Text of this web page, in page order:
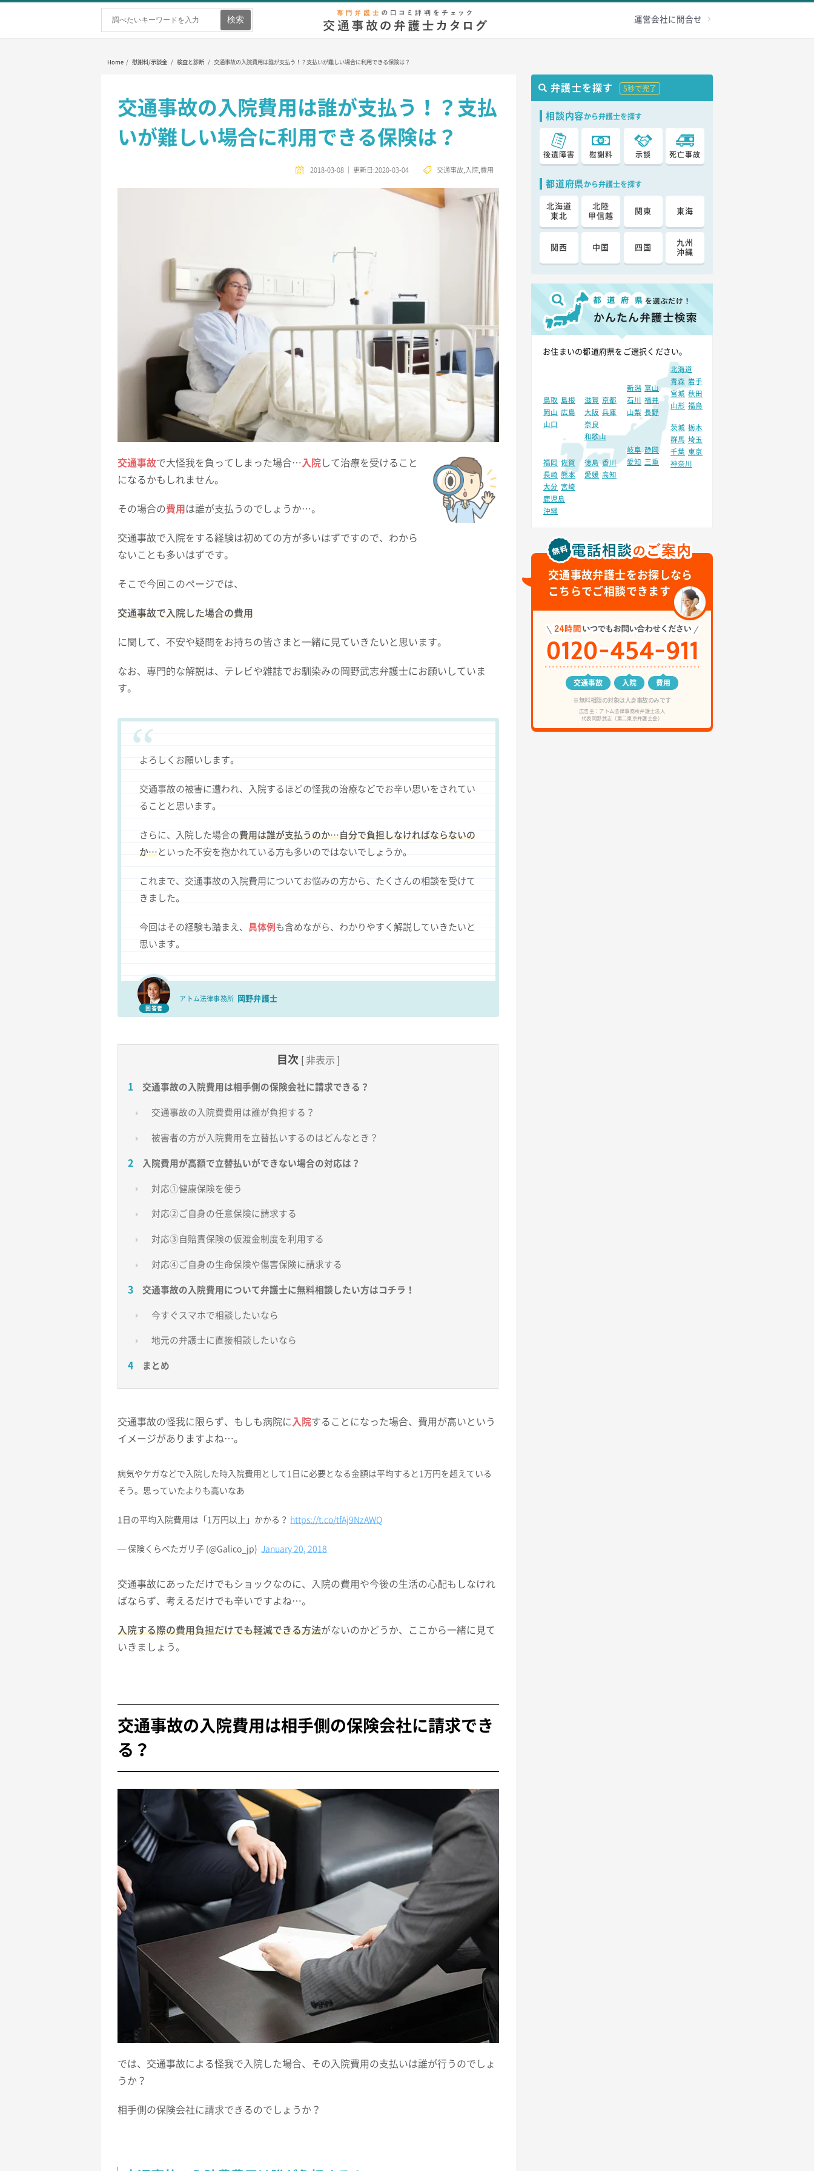
運営会社に問合せ
ホーム 弁護士を探す 弁護士費用 無料相談
Home / 慰謝料/示談金 / 検査と診断 / 交通事故の入院費用は誰が支払う！？支払いが難しい場合に利用できる保険は？
交通事故の入院費用は誰が支払う！？支払
いが難しい場合に利用できる保険は？
2018-03-08｜更新日:2020-03-04 交通事故,入院
交通事故で大怪我を負ってしまった場合…入院 して治療を受けること
になるかもしれません。
その場合の費用 は誰が支払うのでしょうか…。
交通事故で入院をする経験は初めての方が多いはずですので、わから
ないことも多いはずです。
そこで今回このページでは、
交通事故で入院した場合の費用
に関して、不安や疑問をお持ちの皆さまと一緒に見ていきたいと思います。
なお、専門的な解説は、テレビや雑誌でお馴染みの岡野武志弁護士にお願いしていま
す。
回答者
アトム法律事務所 岡野弁護士
よろしくお願いします。
交通事故の被害に遭われ、入院するほどの怪我の治療などでお辛い思いをされてい
ることと思います。
さらに、入院した場合の費用は誰が支払うのか…自分で負担しなければならないの
か…といった不安を抱かれている方も多いのではないでしょうか。
これまで、交通事故の入院費用についてお悩みの方から、たくさんの相談を受けて
きました。
今回はその経験も踏まえ、具体例 も含めながら、わかりやすく解説していきたいと
思います。
目次 非表示
交通事故の入院費用は相手側の保険会社に請求できる？
交通事故の入院費費用は誰が負担する？
被害者の方が入院費用を立替払いするのはどんなとき？
入院費用が高額で立替払いができない場合の対応は？
対応①健康保険を使う
対応②ご自身の任意保険に請求する
対応③自賠責保険の仮渡金制度を利用する
対応④ご自身の生命保険や傷害保険に請求する
交通事故の入院費用について弁護士に無料相談したい方はコチラ！
今すぐスマホで相談したいなら
地元の弁護士に直接相談したいなら
まとめ
交通事故の怪我に限らず、もしも病院に 入院することになった場合、費用が高いという
イメージがありますよね…。
病気やケガなどで入院した時入院費用として1日に必要となる金額は平均すると1万円を超えている
そう。思っていたよりも高いなあ
1日の平均入院費用は「1万円以上」かかる？ https://t.co/tfAj9NzAWQ
— 保険くらべたガリ子 (@Galico_jp) January 20, 2018
交通事故にあっただけでもショックなのに、入院の費用や今後の生活の心配もしなけれ
ばならず、考えるだけでも辛いですよね…。
入院する際の費用負担だけでも軽減できる方法がないのかどうか、ここから一緒に見て
いきましょう。
交通事故の入院費用は相手側の保険会社に請求でき
る？
では、交通事故による怪我で入院した場合、その入院費用の支払いは誰が行うのでしょ
うか？
相手側の保険会社に請求できるのでしょうか？
弁護士を探す 5秒で完了
相談内容から弁護士を探す
後遺障害 慰謝料 示談 死亡事故
都道府県から弁護士を探す
北海道
東北
北陸
甲信越
関東 東海
関西 中国 四国
九州
沖縄
お住まいの都道府県をご選択ください。
北海道
青森 岩手
宮城 秋田
山形 福島
新潟
富山
石川
福井
山梨 長野
茨城 栃木
群馬 埼玉
千葉 東京
神奈川
岐阜
静岡
愛知
三重
滋賀 京都
大阪 兵庫
奈良
和歌山
鳥取
島根
岡山
広島
山口
徳島 香川
愛媛 高知
福岡
佐賀
長崎 熊本
大分
宮崎
鹿児島
沖縄
交通事故弁護士をお探しなら
こちらでご相談できます
交通事故 入院 費用
※無料相談の対象は人身事故のみです
広告主：アトム法律事務所弁護士法人
代表岡野武志（第二東京弁護士会）